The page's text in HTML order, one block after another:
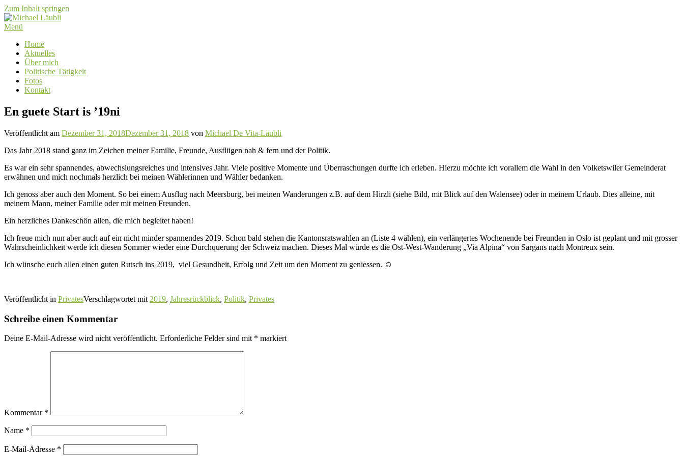
Zum Inhalt springen
Menü
Home
Aktuelles
Über mich
Politische Tätigkeit
Fotos
Kontakt
En guete Start is ’19ni
Veröffentlicht am Dezember 31, 2018Dezember 31, 2018 von Michael De Vita-Läubli
Das Jahr 2018 stand ganz im Zeichen meiner Familie, Freunde, Ausflügen nah & fern und der Politik.
Es war ein sehr spannendes, abwechslungsreiches und intensives Jahr. Viele positive Momente und Überraschungen durfte ich erleben. Hierzu möchte ich vorallem die Wahl in den Volketswiler Gemeinderat
erwähnen und mich nochmals herzlich bei meinen Wählerinnen und Wähler bedanken.
Ich genoss aber auch den Moment. So bei einem Ausflug nach Meersburg, bei meinen Wanderungen z.B. auf dem Hirzli (siehe Bild, mit Blick auf den Walensee) oder in meinem Urlaub. Dies alleine, mit
meinem Mann, meiner Familie oder mit meinen Freunden.
Ein herzliches Dankeschön allen, die mich begleitet haben!
Ich freue mich nun aber auch auf ein nicht minder spannendes 2019. Schon bald stehen die Kantonsratswahlen an (Liste 4 wählen), ein verlängertes Wochenende bei Freunden in Oslo ist geplant und mit grosser
Wahrscheinlichkeit werde ich diesen Sommer wieder eine Durchquerung der Schweiz machen. Dieses Mal würde es die Ost-West-Wanderung „Via Alpina“ von Sargans nach Montreux sein.
Ich wünsche euch allen einen guten Rutsch ins 2019, viel Gesundheit, Erfolg und Zeit um den Moment zu geniessen. ☺
Veröffentlicht in PrivatesVerschlagwortet mit 2019, Jahresrückblick, Politik, Privates
Schreibe einen Kommentar
Deine E-Mail-Adresse wird nicht veröffentlicht. Erforderliche Felder sind mit * markiert
Kommentar *
Name *
E-Mail-Adresse *